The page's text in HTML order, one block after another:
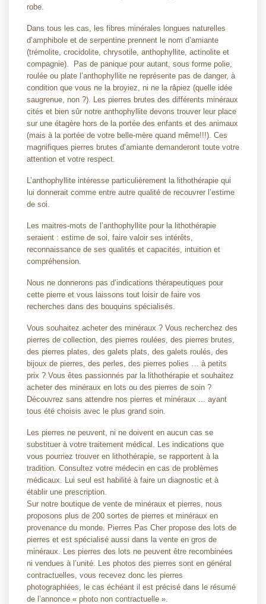
robe.
Dans tous les cas, les fibres minérales longues naturelles
d’amphibole et de serpentine prennent le nom d’amiante
(trémolite, crocidolite, chrysotile, anthophyllite, actinolite et
compagnie).
Pas de panique pour autant, sous forme polie,
roulée ou plate l’anthophyllite ne représente pas de danger, à
condition que vous ne la broyiez, ni ne la râpiez (quelle idée
saugrenue, non ?). Les pierres brutes des différents minéraux
cités et bien sûr notre anthophyllite devons trouver leur place
sur une étagère hors de la portée des enfants et des animaux
(mais à la portée de votre belle-mère quand même!!!). Ces
magnifiques pierres brutes d’amiante demanderont toute votre
attention et votre respect.
L’anthophyllite intéresse particulièrement la lithothérapie qui
lui donnerait comme entre autre qualité de recouvrer l’estime
de soi.
Les maitres-mots de l’anthophyllite pour la lithothérapie
seraient : estime de soi, faire valoir ses intérêts,
reconnaissance de ses qualités et capacités, intuition et
compréhension.
Nous ne donnerons pas d’indications thérapeutiques pour
cette pierre et vous laissons tout loisir de faire vos
recherches dans des bouquins spécialisés.
Vous souhaitez acheter des minéraux ? Vous recherchez des
pierres de collection, des pierres roulées, des pierres brutes,
des pierres plates, des galets plats, des galets roulés, des
bijoux de pierres, des perles, des pierres polies … à petits
prix ? Vous êtes passionnés par la lithothérapie et souhaitez
acheter des minéraux en lots ou des pierres de soin ?
Découvrez sans attendre nos pierres et minéraux ... ayant
tous été choisis avec le plus grand soin.
Les pierres ne peuvent, ni ne doivent en aucun cas se
substituer à votre traitement médical. Les indications que
vous pourriez trouver en lithothérapie, se rapportent à la
tradition. Consultez votre médecin en cas de problèmes
médicaux. Lui seul est habilité à faire un diagnostic et à
établir une prescription.
Sur notre boutique de vente de minéraux et pierres, nous
proposons plus de 200 sortes de pierres et minéraux en
provenance du monde. Pierres Pas Cher propose des lots de
pierres et est spécialisé aussi dans la vente en gros de
minéraux. Les pierres des lots ne peuvent être recombinées
ni vendues à l’unité. Les photos des pierres sont en général
contractuelles, vous recevez donc les pierres
photographiées, le cas échéant il est précisé dans le résumé
de l’annonce « photo non contractuelle ».